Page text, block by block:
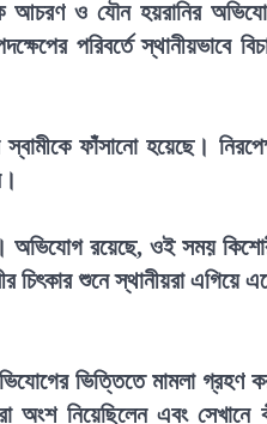
আচরণ ও যৌন হয়রানির
পরিবর্তে স্থানীয়ভাবে
ফাঁসানো হয়েছে।
অভিযোগ রয়েছে, ওই সময়
চিৎকার শুনে স্থানীয়রা এগিয়ে
ভিত্তিতে মামলা গ্রহণ
অংশ নিয়েছিলেন এবং সেখানে